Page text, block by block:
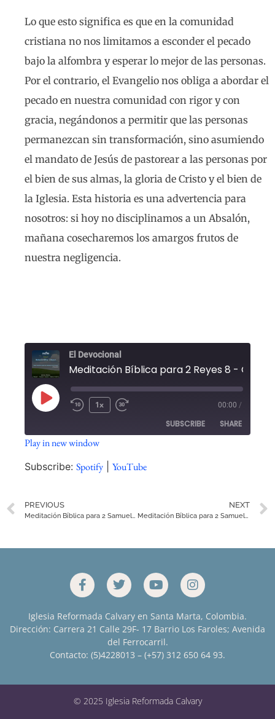
Lo que esto significa es que en la comunidad
cristiana no nos limitamos a esconder el pecado
bajo la alfombra y esperar lo mejor de las personas.
Por el contrario, el Evangelio nos obliga a abordar el
pecado en nuestra comunidad con rigor y con
gracia, negándonos a permitir que las personas
permanezcan sin transformación, sino asumiendo
el mandato de Jesús de pastorear a las personas por
el bien de sus almas, la gloria de Cristo y el bien de
la Iglesia. Esta historia es una advertencia para
nosotros: si hoy no disciplinamos a un Absalón,
mañana cosecharemos los amargos frutos de
nuestra negligencia.
El Devocional
1x 00:00 /
SUBSCRIBE SHARE
SHARE
EMBED
Play in new window
Subscribe: Spotify| YouTube
PREVIOUS
Meditación Bíblica para 2 Samuel 13
NEXT
Meditación Bíblica para 2 Samuel 15
Iglesia Reformada Calvary en Santa Marta, Colombia.
Dirección: Carrera 21 Calle 29F- 17 Barrio Los Faroles; Avenida
del Ferrocarril.
Contacto: (5)4228013 – (+57) 312 650 64 93.
© 2025 Iglesia Reformada Calvary